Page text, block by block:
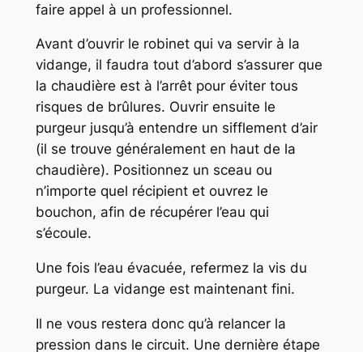
faire appel à un professionnel.
Avant d’ouvrir le robinet qui va servir à la
vidange, il faudra tout d’abord s’assurer que
la chaudière est à l’arrêt pour éviter tous
risques de brûlures. Ouvrir ensuite le
purgeur jusqu’à entendre un sifflement d’air
(il se trouve généralement en haut de la
chaudière). Positionnez un sceau ou
n’importe quel récipient et ouvrez le
bouchon, afin de récupérer l’eau qui
s’écoule.
Une fois l’eau évacuée, refermez la vis du
purgeur. La vidange est maintenant fini.
Il ne vous restera donc qu’à relancer la
pression dans le circuit. Une dernière étape